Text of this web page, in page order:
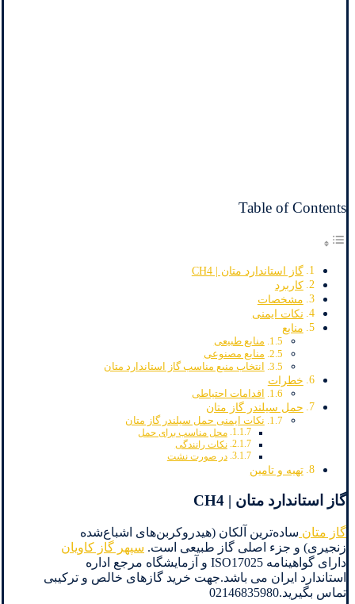
Table of Contents
گاز استاندارد متان | CH4
کاربرد
مشخصات
نکات ایمنی
منابع
منابع طبیعی
منابع مصنوعی
انتخاب منبع مناسب گاز استاندارد متان
خطرات
اقدامات احتیاطی
حمل سیلندر گاز متان
نکات ایمنی حمل سیلندر گاز متان
محل مناسب برای حمل
نکات رانندگی
در صورت نشت
تهیه و تامین
گاز استاندارد متان | CH4
گاز متان ساده‌ترین آلکان (هیدروکربن‌های اشباع‌شده
زنجیری) و جزء اصلی گاز طبیعی است. سپهر گاز کاویان
دارای گواهینامه ISO17025 و آزمایشگاه مرجع اداره
استاندارد ایران می باشد.جهت خرید گازهای خالص و ترکیبی
تماس بگیرید.02146835980